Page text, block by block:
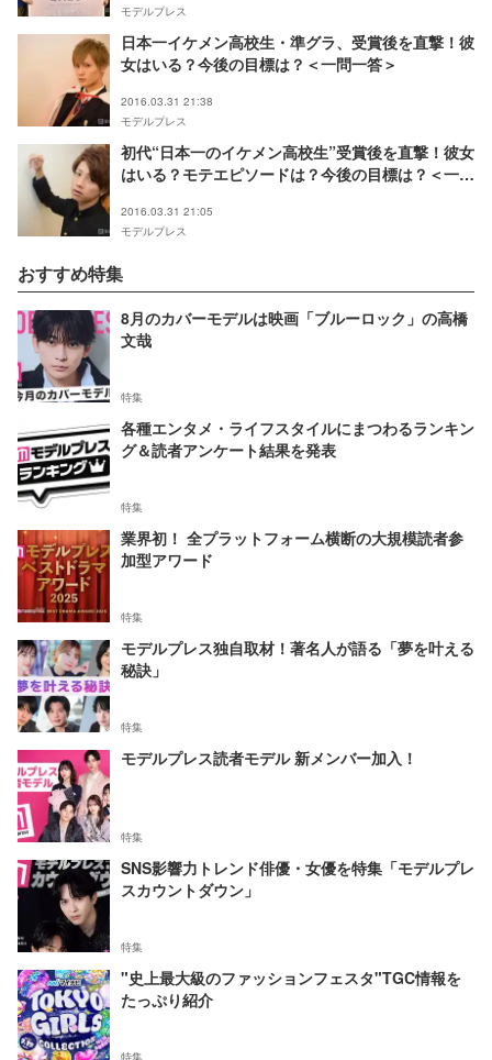
モデルプレス
日本一イケメン高校生・準グラ、受賞後を直撃！彼
女はいる？今後の目標は？＜一問一答＞
2016.03.31 21:38
モデルプレス
初代“日本一のイケメン高校生”受賞後を直撃！彼女
はいる？モテエピソードは？今後の目標は？＜一問
2016.03.31 21:05
モデルプレス
おすすめ特集
8月のカバーモデルは映画「ブルーロック」の高橋
文哉
特集
各種エンタメ・ライフスタイルにまつわるランキン
グ＆読者アンケート結果を発表
特集
業界初！ 全プラットフォーム横断の大規模読者参
加型アワード
特集
モデルプレス独自取材！著名人が語る「夢を叶える
秘訣」
特集
モデルプレス読者モデル 新メンバー加入！
特集
SNS影響力トレンド俳優・女優を特集「モデルプレ
スカウントダウン」
特集
"史上最大級のファッションフェスタ"TGC情報を
たっぷり紹介
特集